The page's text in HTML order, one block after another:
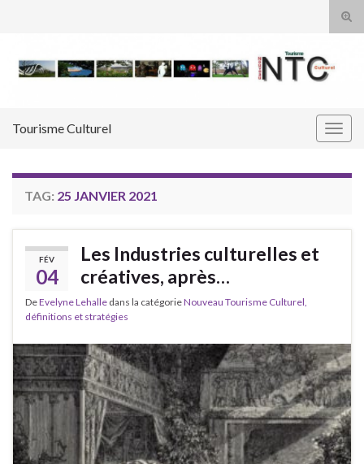
Tourisme Culturel
TAG: 25 JANVIER 2021
FÉV
04
Les Industries culturelles et
créatives, après…
DeEvelyne Lehalle dans la catégorieNouveau Tourisme Culturel,
définitions et stratégies